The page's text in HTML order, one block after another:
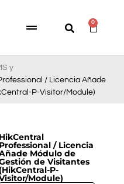
0
y
/ Licencia Añade
P-Visitor/Module)
HikCentral
Professional / Licencia
Módulo de
de Visitantes
(HikCentral-P-
Module)